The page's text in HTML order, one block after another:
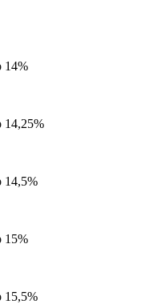
14%
14,5%
15%
15,5%